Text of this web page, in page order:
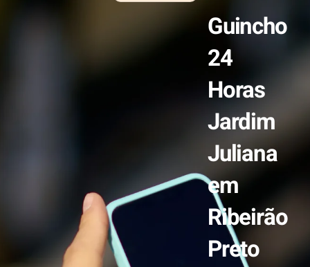
Guincho
24
Horas
Jardim
Juliana
em
Ribeirão
Preto